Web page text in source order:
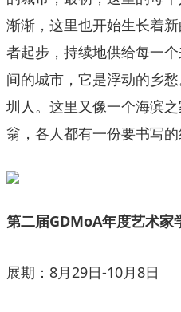
渐渐，这里也开始生长着
者起步，持续地供给每一
间的城市，它是浮动的乡
圳人。这里又像一个海滨
翁，各人都有一份要书写的
第二届GDMoA年度艺术家
展期：8月29日-10月8日